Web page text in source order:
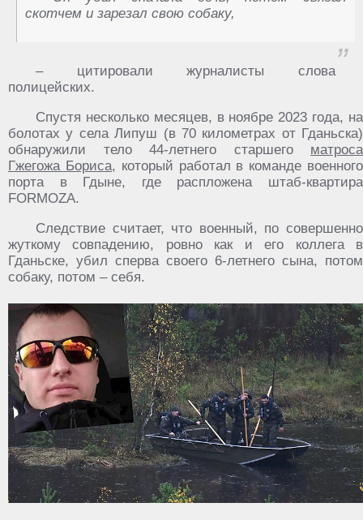
скотчем и зарезал свою собаку,
– цитировали журналисты слова
полицейских.
Спустя несколько месяцев, в ноябре 2023 года, на
болотах у села Липуш (в 70 километрах от Гданьска)
обнаружили тело 44-летнего старшего матроса
Гжегожа Бориса, который работал в команде военного
порта в Гдыне, где распложена штаб-квартира
FORMOZA.
Следствие считает, что военный, по совершенно
жуткому совпадению, ровно как и его коллега в
Гданьске, убил сперва своего 6-летнего сына, потом
собаку, потом – себя.